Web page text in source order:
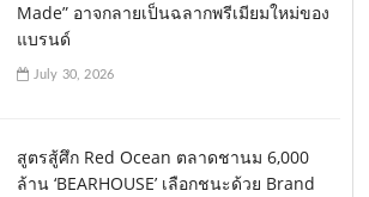
Made” อาจกลายเป็นฉลากพรีเมียมใหม่ของ
แบรนด์
July 30, 2026
สูตรสู้ศึก Red Ocean ตลาดชานม 6,000
ล้าน ‘BEARHOUSE’ เลือกชนะด้วย Brand